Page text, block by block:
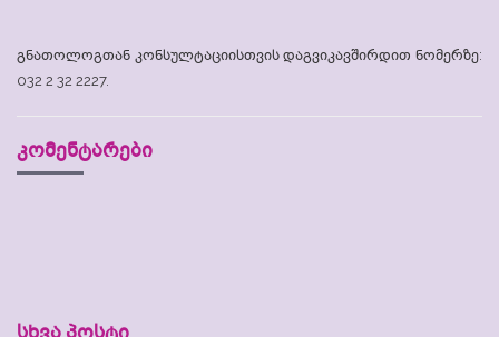
გნათოლოგთან კონსულტაციისთვის დაგვიკავშირდით ნომერზე:
032 2 32 2227.
კომენტარები
სხვა პოსტი